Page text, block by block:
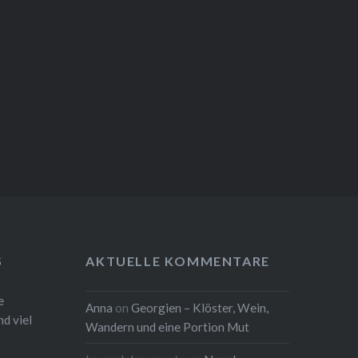
viel
AKTUELLE KOMMENTARE
Anna onGeorgien – Klöster, Wein,
Wandern und eine Portion Mut